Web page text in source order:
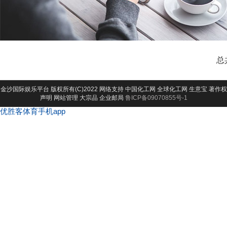
总
金沙国际娱乐平台 版权所有(C)2022 网络支持 中国化工网 全球化工网 生意宝 著作权
声明 网站管理 大宗品 企业邮局 鲁ICP备09070855号-1
优胜客体育手机app